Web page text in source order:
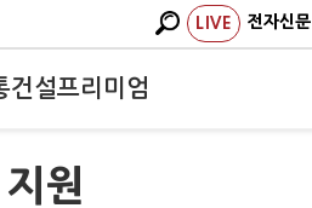
LIVE 전자신문
건설프리미엄
원